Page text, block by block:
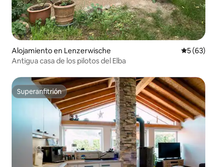
Alojamiento en Lenzerwische
5 (63)
Antigua casa de los pilotos del Elba
Superanfitrión
Superanfitrión